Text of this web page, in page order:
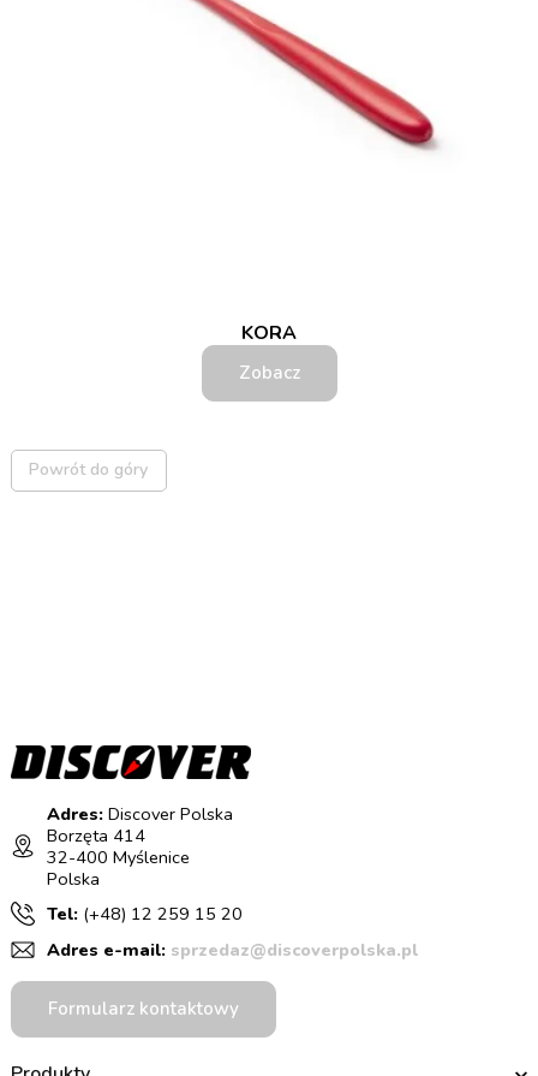
KORA
Zobacz
Powrót do góry
Adres:Discover Polska
Borzęta 414
32-400 Myślenice
Polska
Tel: (+48) 12 259 15 20
Adres e-mail: sprzedaz@discoverpolska.pl
Formularz kontaktowy